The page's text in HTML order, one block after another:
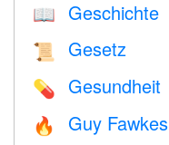
📖 Geschichte
📜 Gesetz
💊 Gesundheit
🔥 Guy Fawkes